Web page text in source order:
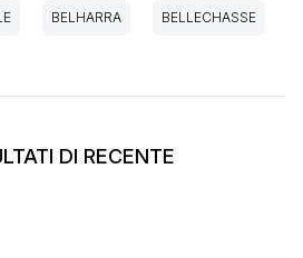
BELHARRA BELLECHASSE
DI RECENTE